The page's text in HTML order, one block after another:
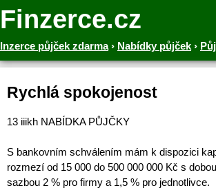
Finzerce.cz
Inzerce půjček zdarma› Nabídky půjček ›
Rychlá spokojenost
13 iiikh NABÍDKA PŮJČKY
S bankovním schválením mám k dispozici
rozmezí od 15 000 do 500 000 000 Kč s
sazbou 2 % pro firmy a 1,5 % pro jednotlivce.